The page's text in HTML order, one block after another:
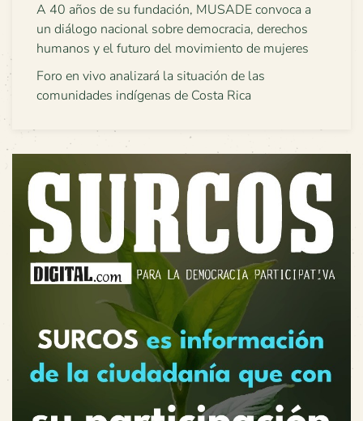
A 40 años de su fundación, MUSADE convoca a
un diálogo nacional sobre democracia, derechos
humanos y el futuro del movimiento de mujeres
Foro en vivo analizará la situación de las
comunidades indígenas de Costa Rica